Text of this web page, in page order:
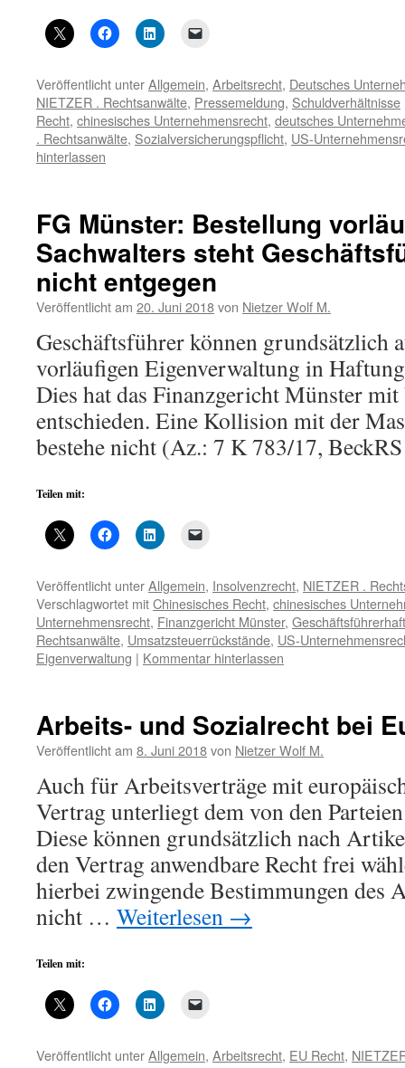
Veröffentlicht unterAllgemein, Arbeitsrecht, Deutsches
NIETZER . Rechtsanwälte, Pressemeldung, Schuldverhältnisse
Recht, chinesisches Unternehmensrecht, deutsches
. Rechtsanwälte, Sozialversicherungspflicht, US-
hinterlassen
FG Münster: Bestellung
Sachwalters steht
nicht entgegen
Veröffentlicht am 20. Juni 2018von Nietzer Wolf M.
Geschäftsführer können grundsätzlich
vorläufigen Eigenverwaltung in
Dies hat das Finanzgericht Münster
entschieden. Eine Kollision mit der
bestehe nicht (Az.: 7 K 783/17,
Teilen mit:
Veröffentlicht unterAllgemein, Insolvenzrecht, NIETZER .
Verschlagwortet mitChinesisches Recht, chinesisches
Unternehmensrecht, Finanzgericht Münster,
Rechtsanwälte, Umsatzsteuerrückstände, US-
Eigenverwaltung | Kommentar hinterlassen
Arbeits- und Sozialrecht bei
Veröffentlicht am 8. Juni 2018von Nietzer Wolf M.
Auch für Arbeitsverträge mit
Vertrag unterliegt dem von den
Diese können grundsätzlich nach
den Vertrag anwendbare Recht frei
hierbei zwingende Bestimmungen des
nicht … Weiterlesen →
Teilen mit:
Veröffentlicht unterAllgemein, Arbeitsrecht, EU Recht,